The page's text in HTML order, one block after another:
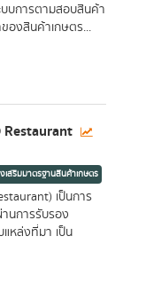
บการตามสอบสินค้า
องสินค้าเกษตร...
เสริมมาตรฐานสินค้าเกษตร
เป็นการ
นการรับรอง
หล่งที่มา เป็น